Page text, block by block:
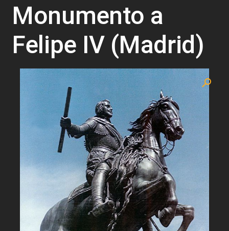
Monumento a
Felipe IV (Madrid)